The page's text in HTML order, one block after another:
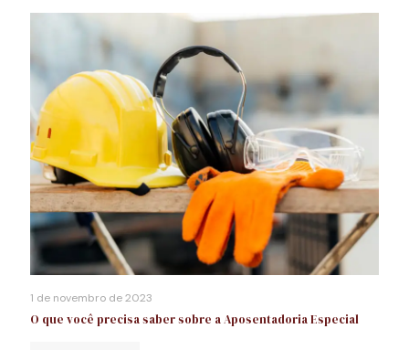
1 de novembro de 2023
O que você precisa saber sobre a Aposentadoria Especial